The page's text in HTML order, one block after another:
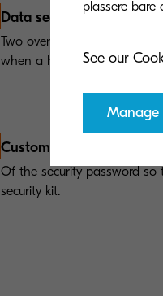
Data security:
Two overwrite methods
when a hard disk is installed.
Customisation:
Of the security password
security kit.
See our
Manage